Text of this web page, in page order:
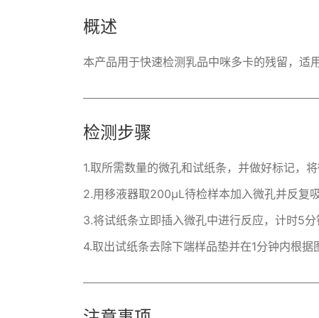
概述
本产品用于快速检测乳品中咪多卡的残留，适
检测步骤
1.取所需数量的微孔和试纸条，并做好标记，
2.用移液器取200μL待检样本加入微孔并反复
3.将试纸条立即插入微孔中进行反应，计时5分
4.取出试纸条去除下端样品垫并在1分钟内根据